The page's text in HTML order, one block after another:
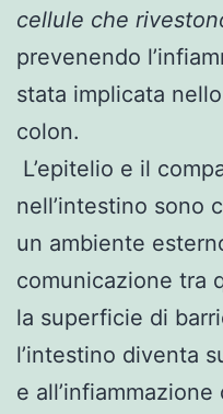
cellule che
prevenendo
stata implicata
colon.
L’epitelio e il
nell’intestino sono
un ambiente
comunicazione tra
la superficie di
l’intestino diventa
e all’infiammazione